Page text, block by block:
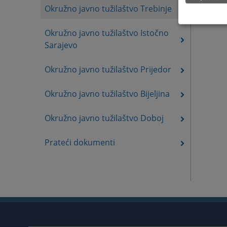
Okružno javno tužilaštvo Trebinje
Okružno javno tužilaštvo Istočno
Sarajevo
Okružno javno tužilaštvo Prijedor
Okružno javno tužilaštvo Bijeljina
Okružno javno tužilaštvo Doboj
Prateći dokumenti